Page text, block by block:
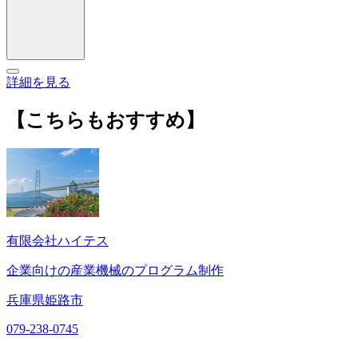
詳細を見る
【こちらもおすすめ】
有限会社ハイテス
企業向けの産業機械のプログラム制作
兵庫県姫路市
079-238-0745